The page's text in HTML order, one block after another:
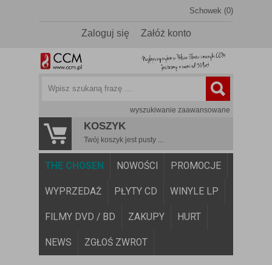
Schowek (0)
Zaloguj się Załóż konto
wyszukiwanie zaawansowane
KOSZYK
Twój koszyk jest pusty ...
THE CHOSEN NOWOŚCI PROMOCJE
WYPRZEDAŻ PŁYTY CD WINYLE LP
FILMY DVD / BD ZAKUPY HURT
NEWS ZGŁOŚ ZWROT